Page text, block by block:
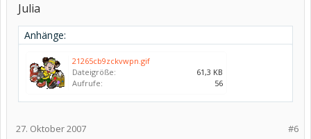
Julia
Anhänge:
21265cb9zckvwpn.gif
Dateigröße:
61,3 KB
Aufrufe:
56
#6
27. Oktober 2007